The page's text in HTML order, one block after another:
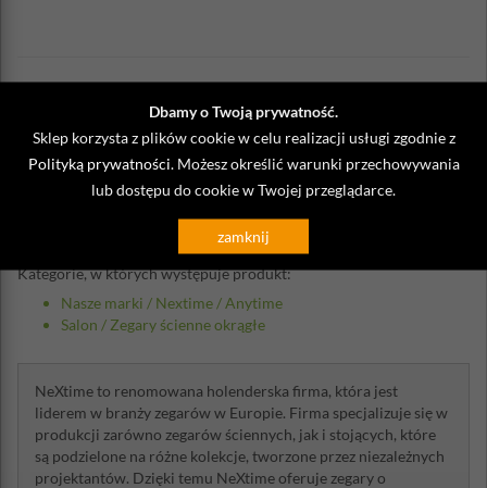
Dbamy o Twoją prywatność.
Sklep korzysta z plików cookie w celu realizacji usługi zgodnie z
Polityką prywatności . Możesz określić warunki przechowywania
lub dostępu do cookie w Twojej przeglądarce.
zamknij
Opinie o Zegar ścienny 40 cm. Essential
Graphite XXL Nextime czarno-szary
Kategorie, w których występuje produkt:
Nasze marki / Nextime /Anytime
Salon / Zegary ścienne okrągłe
NeXtime to renomowana holenderska firma, która jest
liderem w branży zegarów w Europie. Firma specjalizuje się w
produkcji zarówno zegarów ściennych, jak i stojących, które
są podzielone na różne kolekcje, tworzone przez niezależnych
projektantów. Dzięki temu NeXtime oferuje zegary o